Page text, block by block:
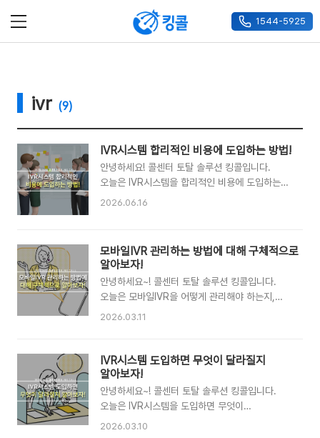
1544-5925
메뉴
ivr (9)
IVR시스템 합리적인 비용에 도입하는 방법!
안녕하세요! 콜센터 토탈 솔루션 킹콜입니다.
오늘은 IVR시스템을 합리적인 비용에 도입하는
방법에 대해 구체적으로 알아보는 시간을
배씩 나는 경우도 있습니다. 그 이유는
IVR시스템이 구성 방식, 메뉴 복잡도, 연동 범위에
따라 비용 구조가 완전히 달라지기 때문입니다.
IVR시스템을 합리적인 비용으로 도입하려면 비싼
업체를 찾아 깎는 것이 아니라, 처음부터 비용
클라우드 기반 IVR시스템입니다. 전통적인 방식은
별도의 교환기와 서버 장비를 구매하고 설치해야
했기 때문..
2026.06.16
모바일IVR 관리하는 방법에 대해 구체적으로
알아보자!
안녕하세요~! 콜센터 토탈 솔루션 킹콜입니다.
오늘은 모바일IVR을 어떻게 관리해야 하는지,
그리고 실제 운영에서 어떤 부분을 중점적으로
걸었을 때 스마트폰 화면이나 음성 안내를 통해
원하는 메뉴를 선택하고, 필요한 정보나 상담으로
빠르게 이동할 수 있도록 돕는 시스템입니다. 기존
ARS가 음성 중심이었다면, 모바일IVR은 여기에
구조라고 볼 수 있습니다. 그래서 단순히 도입하는
2026.03.11
IVR시스템 도입하면 무엇이 달라질지
알아보자!
안녕하세요~! 콜센터 토탈 솔루션 킹콜입니다.
오늘은 IVR시스템을 도입하면 무엇이
달라지는지에 대해 콜센터 운영 관점에서
2026.03.10